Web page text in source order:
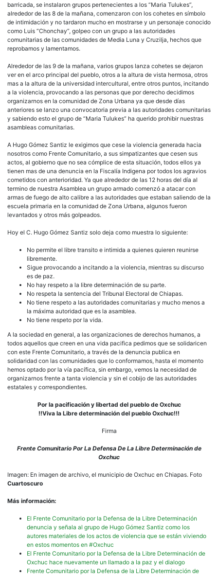
barricada, se instalaron grupos pertenecientes a los “Maria Tulukes”,
alrededor de las 8 de la mañana, comenzaron con los cohetes en símbolo
de intimidación y no tardaron mucho en mostrarse y un personaje conocido
como Luis “Chonchay”, golpeo con un grupo a las autoridades
comunitarias de las comunidades de Media Luna y Cruzilja, hechos que
reprobamos y lamentamos.
Alrededor de las 9 de la mañana, varios grupos lanza cohetes se dejaron
ver en el arco principal del pueblo, otros a la altura de vista hermosa, otros
mas a la altura de la universidad intercultural, entre otros puntos, incitando
a la violencia, provocando a las personas que por derecho decidimos
organizarnos en la comunidad de Zona Urbana ya que desde días
anteriores se lanzo una convocatoria previa a las autoridades comunitarias
y sabiendo esto el grupo de “Maria Tulukes” ha querido prohibir nuestras
asambleas comunitarias.
A Hugo Gómez Santiz le exigimos que cese la violencia generada hacia
nosotros como Frente Comunitario, a sus simpatizantes que cesen sus
actos, al gobierno que no sea cómplice de esta situación, todos ellos ya
tienen mas de una denuncia en la Fiscalía Indigena por todos los agravios
cometidos con anterioridad. Ya que alrededor de las 12 horas del día al
termino de nuestra Asamblea un grupo armado comenzó a atacar con
armas de fuego de alto calibre a las autoridades que estaban saliendo de la
escuela primaria en la comunidad de Zona Urbana, algunos fueron
levantados y otros más golpeados.
Hoy el C. Hugo Gómez Santiz solo deja como muestra lo siguiente:
No permite el libre transito e intimida a quienes quieren reunirse
libremente.
Sigue provocando a incitando a la violencia, mientras su discurso
es de paz.
No hay respeto a la libre determinación de su parte.
No respeta la sentencia del Tribunal Electoral de Chiapas.
No tiene respeto a las autoridades comunitarias y mucho menos a
la máxima autoridad que es la asamblea.
No tiene respeto por la vida.
A la sociedad en general, a las organizaciones de derechos humanos, a
todos aquellos que creen en una vida pacifica pedimos que se solidaricen
con este Frente Comunitario, a través de la denuncia publica en
solidaridad con las comunidades que lo conformamos, hasta el momento
hemos optado por la vía pacífica, sin embargo, vemos la necesidad de
organizarnos frente a tanta violencia y sin el cobijo de las autoridades
estatales y correspondientes.
Por la pacificación y libertad del pueblo de Oxchuc
!!Viva la Libre determinación del pueblo Oxchuc!!!
Firma
Frente Comunitario Por La Defensa De La Libre Determinación de
Oxchuc
Imagen: En imagen de archivo, el municipio de Oxchuc en Chiapas. Foto
Cuartoscuro
Más información:
El Frente Comunitario por la Defensa de la Libre Determinación
denuncia y señala al grupo de Hugo Gómez Santiz como los
autores materiales de los actos de violencia que se están viviendo
en estos momentos en #Oxchuc
El Frente Comunitario por la Defensa de la Libre Determinación de
Oxchuc hace nuevamente un llamado a la paz y el dialogo
Frente Comunitario por la Defensa de la Libre Determinación de